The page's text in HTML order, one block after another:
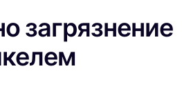
загрязнение